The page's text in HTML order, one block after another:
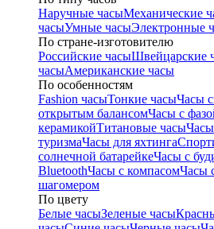
Наручные часыМеханические
часыУмные часыЭлектронные
По стране-изготовителю
Российские часыШвейцарские
часыАмериканские часы
По особенностям
Fashion часыТонкие часыЧасы
открытым балансомЧасы с
керамикойТитановые часы
туризмаЧасы для яхтинга
солнечной батарейкеЧасы с
BluetoothЧасы с компасомЧасы
шагомером
По цвету
Белые часыЗеленые часы